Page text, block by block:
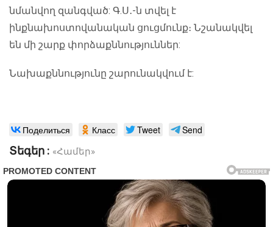
նմանվող զանգված: Գ.Ս․-ն տվել է
ինքնախոստովանական ցուցմունք։ Նշանակվել
են մի շարք փորձաքննություններ:
Նախաքննությունը շարունակվում է:
Поделиться Класс Tweet Send
Տեգեր : «Համեր»